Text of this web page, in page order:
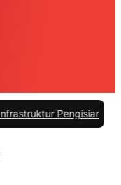
Pengisian Daya